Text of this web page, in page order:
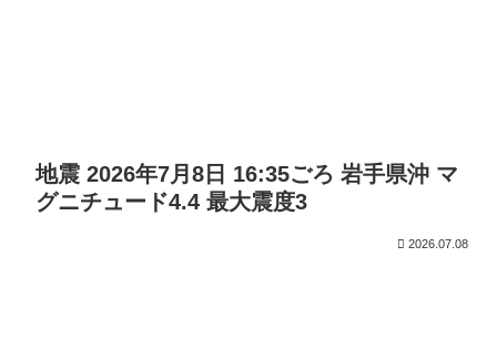
地震 2026年7月8日 16:35ごろ 岩手県沖 マ
グニチュード4.4 最大震度3
2026.07.08